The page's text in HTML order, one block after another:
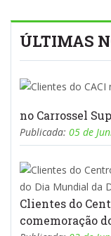
ÚLTIMAS
no Carrossel
Publicada: 05 de
Clientes do
comemoração